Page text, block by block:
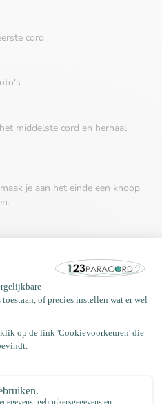
cord
middelste cord en herhaal
je aan het einde een knoop
Knip aan beide kanten
bij de knoop af.
dicht zodat deze niet af kan
voegen, deze hebben een kleine